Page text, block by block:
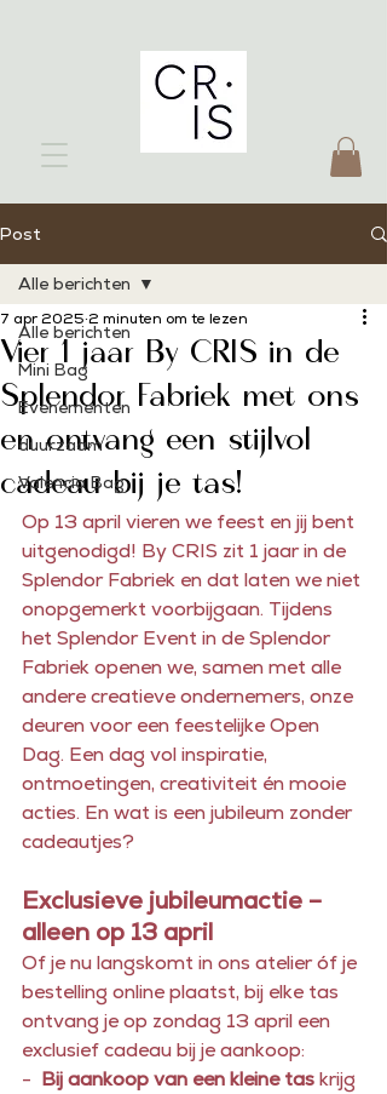
Post
Alle berichten
Mini Bag
Evenementen
duurzaam
Valencia Bag
Alle berichten
Vier 1 jaar By CRIS in de
Splendor Fabriek met ons
en ontvang een stijlvol
cadeau bij je tas!
7 apr 2025 2 minuten om te lezen
Op 13 april vieren we feest en jij bent
uitgenodigd! By CRIS zit 1 jaar in de
Splendor Fabriek en dat laten we niet
onopgemerkt voorbijgaan. Tijdens
het Splendor Event in de Splendor
Fabriek openen we, samen met alle
andere creatieve ondernemers, onze
deuren voor een feestelijke Open
Dag. Een dag vol inspiratie,
ontmoetingen, creativiteit én mooie
acties. En wat is een jubileum zonder
cadeautjes?
Exclusieve jubileumactie –
alleen op 13 april
Of je nu langskomt in ons atelier óf je
bestelling online plaatst, bij elke tas
ontvang je op zondag 13 april een
exclusief cadeau bij je aankoop:
- Bij aankoop van een kleine tas krijg